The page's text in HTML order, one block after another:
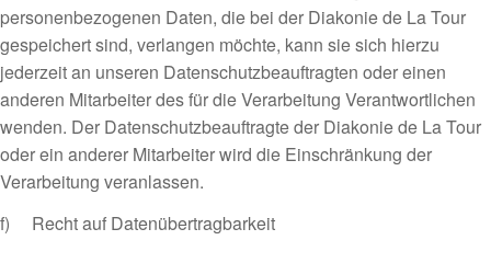
personenbezogenen Daten, die bei der Diakonie de La Tour
gespeichert sind, verlangen möchte, kann sie sich hierzu
jederzeit an unseren Datenschutzbeauftragten oder einen
anderen Mitarbeiter des für die Verarbeitung Verantwortlichen
wenden. Der Datenschutzbeauftragte der Diakonie de La Tour
oder ein anderer Mitarbeiter wird die Einschränkung der
Verarbeitung veranlassen.
f) Recht auf Datenübertragbarkeit